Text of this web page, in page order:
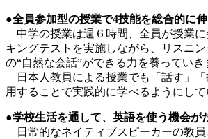
●全員参加型の授業で4技能を総合的に
中学の授業は週６時間、全員が授業
キングテストを実施しながら、リスニ
の“自然な会話”ができる力を養っていき
日本人教員による授業でも「話す」「
用することで実践的に学べるようにして
●学校生活を通して、英語を使う機会が
日常的なネイティブスピーカーの教員